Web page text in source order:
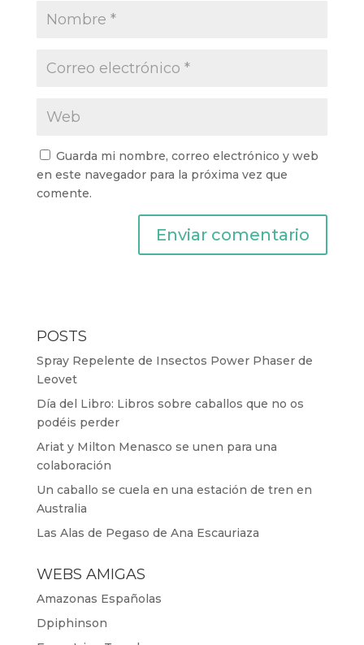
Guarda mi nombre, correo electrónico y web
en este navegador para la próxima vez que
comente.
POSTS
Spray Repelente de Insectos Power Phaser de
Leovet
Día del Libro: Libros sobre caballos que no os
podéis perder
Ariat y Milton Menasco se unen para una
colaboración
Un caballo se cuela en una estación de tren en
Australia
Las Alas de Pegaso de Ana Escauriaza
WEBS AMIGAS
Amazonas Españolas
Dpiphinson